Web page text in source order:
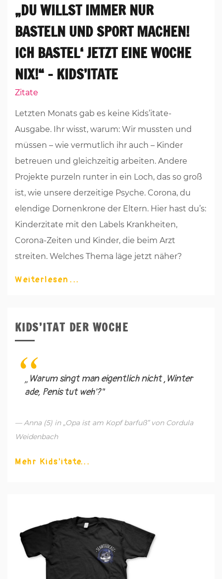
„DU WILLST IMMER NUR
BASTELN UND SPORT MACHEN!
ICH BASTEL‘ JETZT EINE WOCHE
NIX!“ – KIDS’ITATE
Zitate
Letzten Monats gab es keine Kids’itate-
Ausgabe. Ihr wisst, warum: Wir mussten und
müssen – wie vermutlich ihr auch – Kinder
betreuen und gleichzeitig arbeiten. Andere
Projekte purzeln runter in ein Loch, das so groß
ist, wie unsere derzeitige Psyche. Corona, du
elendige Dornenkrone der Eltern. Hier hast du’s:
Kinderzitate mit den Labels Krankheiten,
Corona-Zeiten und Kinder, die beim Arzt
streiten. Welches Thema läge jetzt näher?
Weiterlesen
KIDS’ITAT DER WOCHE
„Warum singt man eigentlich nicht ‚Winter
ade, Penis tut weh'?"
— Anna (5) in „Opa ist am Kopf barfuß” von Cordula
Weidenbach
Mehr Kids'itate